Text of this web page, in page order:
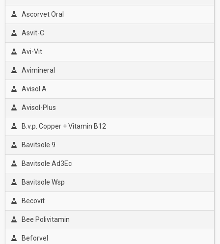
Ascorvet Oral
Asvit-C
Avi-Vit
Avimineral
Avisol A
Avisol-Plus
B.v.p. Copper + Vitamin B12
Bavitsole 9
Bavitsole Ad3Ec
Bavitsole Wsp
Becovit
Bee Polivitamin
Beforvel